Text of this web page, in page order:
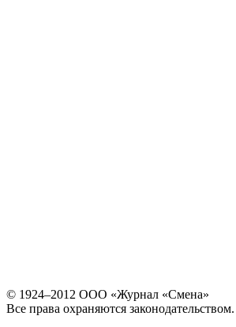
© 1924–2012 ООО «Журнал «Смена»
Все права охраняются законодательством.